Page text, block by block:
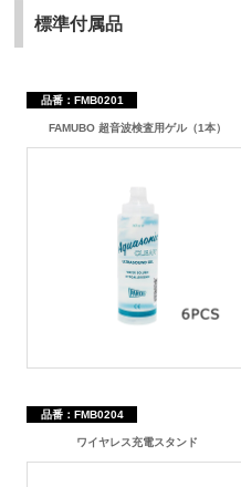
標準付属品
品番：FMB0201
FAMUBO 超音波検査用ゲル（1本）
品番：FMB0204
ワイヤレス充電スタンド